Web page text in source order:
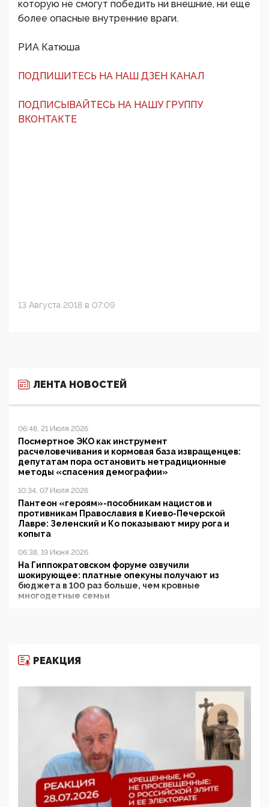
которую не смогут победить ни внешние, ни еще
более опасные внутренние враги.
РИА Катюша
ПОДПИШИТЕСЬ НА НАШ ДЗЕН КАНАЛ
ПОДПИСЫВАЙТЕСЬ НА НАШУ ГРУППУ
ВКОНТАКТЕ
13 Августа 2018 в 07:09
ЛЕНТА НОВОСТЕЙ
06:48, 21 Июля 2026
Посмертное ЭКО как инструмент
расчеловечивания и кормовая база извращенцев:
депутатам пора остановить нетрадиционные
методы «спасения демографии»
10:34, 07 Июля 2026
Пантеон «героям»-пособникам нацистов и
противникам Православия в Киево-Печерской
Лавре: Зеленский и Ко показывают миру рога и
копыта
06:38, 19 Июня 2026
На Гиппократовском форуме озвучили
шокирующее: платные опекуны получают из
бюджета в 100 раз больше, чем кровные
многодетные семьи
11:53, 09 Июня 2026
деятельность ИИТО ЮНЕСКО в России, но
цифроглобалисты продолжают определять
повестку в образовании
09:43, 01 Июня 2026
5G за счет здоровья граждан: Минцифры намерено
отобрать у регионов и муниципалитетов право
защищать жилые дома и социальные объекты от
05:58, 26 Мая 2026
Роскомнадзор освободили от борца с
РЕАКЦИЯ